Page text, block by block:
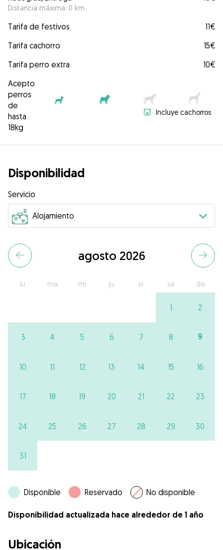
Distancia máxima: 0 km
Tarifa de festivos
11€
Tarifa cachorro
15€
Tarifa perro extra
10€
Acepto
perros
de
hasta
18kg
Incluye cachorros
Disponibilidad
Servicio
agosto 2026
lu ma mi ju vi sa do
1 2
3 4 5 6 7 8 9
10 11 12 13 14 15 16
17 18 19 20 21 22 23
24 25 26 27 28 29 30
31
Disponible Reservado No disponible
Disponibilidad actualizada hace alrededor de 1 año
Ubicación